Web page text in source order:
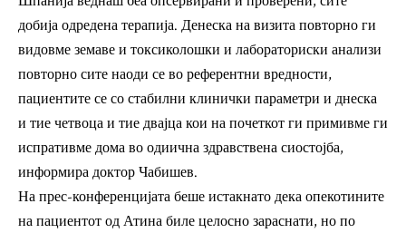
добија одредена терапија. Денеска на визита повторно ги
видовме земаве и токсиколошки и лабораториски анализи
повторно сите наоди се во референтни вредности,
пациентите се со стабилни клинички параметри и днеска
и тие четвоца и тие двајца кои на почеткот ги примивме ги
испративме дома во одиична здравствена сиостојба,
информира доктор Чабишев.
На прес-конференцијата беше истакнато дека опекотините
на пациентот од Атина биле целосно зараснати, но по